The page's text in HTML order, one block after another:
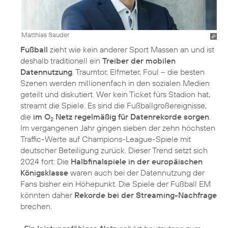
Matthias Sauder
Fußball zieht wie kein anderer Sport Massen an und ist
deshalb traditionell ein Treiber der mobilen
Datennutzung. Traumtor, Elfmeter, Foul – die besten
Szenen werden millionenfach in den sozialen Medien
geteilt und diskutiert. Wer kein Ticket fürs Stadion hat,
streamt die Spiele. Es sind die Fußballgroßereignisse,
die im O2 Netz regelmäßig für Datenrekorde sorgen.
Im vergangenen Jahr gingen sieben der zehn höchsten
Traffic-Werte auf Champions-League-Spiele mit
deutscher Beteiligung zurück. Dieser Trend setzt sich
2024 fort: Die Halbfinalspiele in der europäischen
Königsklasse waren auch bei der Datennutzung der
Fans bisher ein Höhepunkt. Die Spiele der Fußball EM
könnten daher Rekorde bei der Streaming-Nachfrage
brechen.